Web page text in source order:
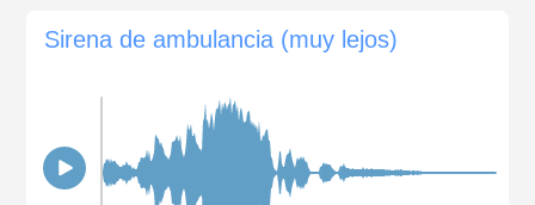
Sirena de ambulancia (muy lejos)